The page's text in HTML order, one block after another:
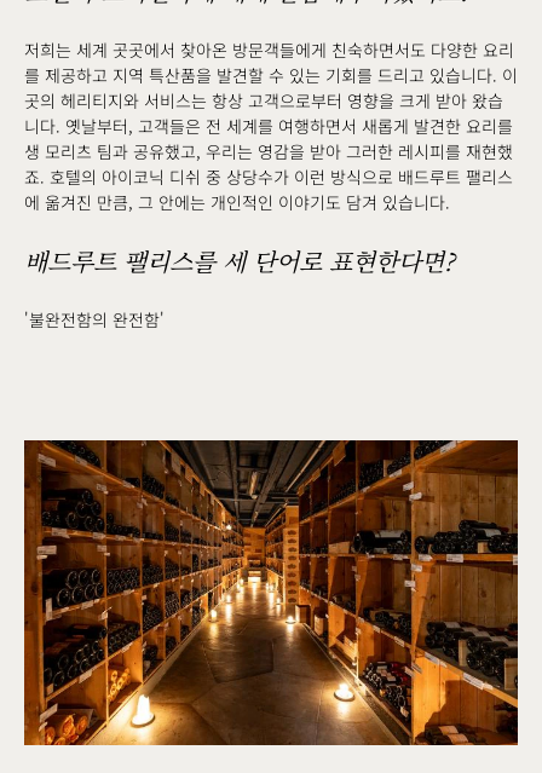
저희는 세계 곳곳에서 찾아온 방문객들에게 친숙하면서도 다양한 요리
를 제공하고 지역 특산품을 발견할 수 있는 기회를 드리고 있습니다. 이
곳의 헤리티지와 서비스는 항상 고객으로부터 영향을 크게 받아 왔습
니다. 옛날부터, 고객들은 전 세계를 여행하면서 새롭게 발견한 요리를
생 모리츠 팀과 공유했고, 우리는 영감을 받아 그러한 레시피를 재현했
죠. 호텔의 아이코닉 디쉬 중 상당수가 이런 방식으로 배드루트 팰리스
에 옮겨진 만큼, 그 안에는 개인적인 이야기도 담겨 있습니다.
배드루트 팰리스를 세 단어로 표현한다면?
'불완전함의 완전함'